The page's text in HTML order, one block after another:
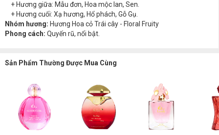
+ Hương giữa: Mẫu đơn, Hoa mộc lan, Sen.
+ Hương cuối: Xạ hương, Hổ phách, Gỗ Gụ.
Nhóm hương: Hương Hoa cỏ Trái cây - Floral Fruity
Phong cách: Quyến rũ, nổi bật.
Sản Phẩm Thường Được Mua Cùng